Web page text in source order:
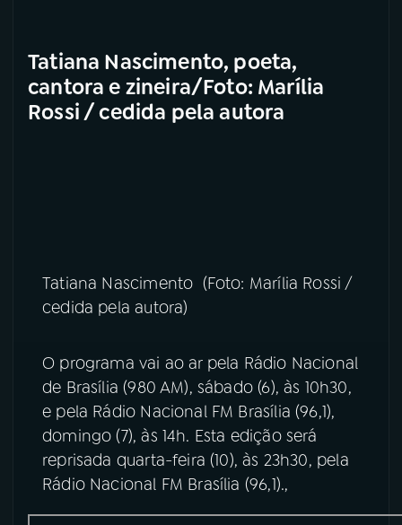
Tatiana Nascimento, poeta,
cantora e zineira/Foto: Marília
Rossi / cedida pela autora
Tatiana Nascimento (Foto: Marília Rossi /
cedida pela autora)
O programa vai ao ar pela Rádio Nacional
de Brasília (980 AM), sábado (6), às 10h30,
e pela Rádio Nacional FM Brasília (96,1),
domingo (7), às 14h. Esta edição será
reprisada quarta-feira (10), às 23h30, pela
Rádio Nacional FM Brasília (96,1).,